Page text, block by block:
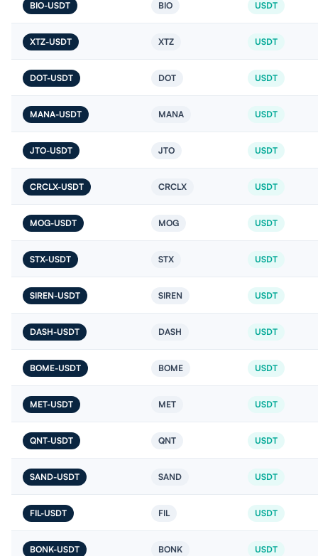
BIO-USDT BIO USDT
XTZ-USDT XTZ USDT
DOT-USDT DOT USDT
MANA-USDT MANA USDT
JTO-USDT JTO USDT
CRCLX-USDT CRCLX USDT
MOG-USDT MOG USDT
STX-USDT STX USDT
SIREN-USDT SIREN USDT
DASH-USDT DASH USDT
BOME-USDT BOME USDT
MET-USDT MET USDT
QNT-USDT QNT USDT
SAND-USDT SAND USDT
FIL-USDT FIL USDT
BONK-USDT BONK USDT